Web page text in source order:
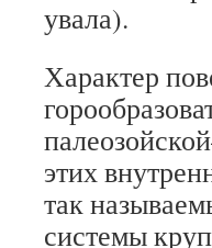
увала).
Характер
этих
так
системы